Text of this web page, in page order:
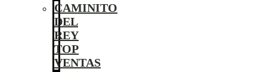
CAMINITO
DEL
REY
TOP
VENTAS